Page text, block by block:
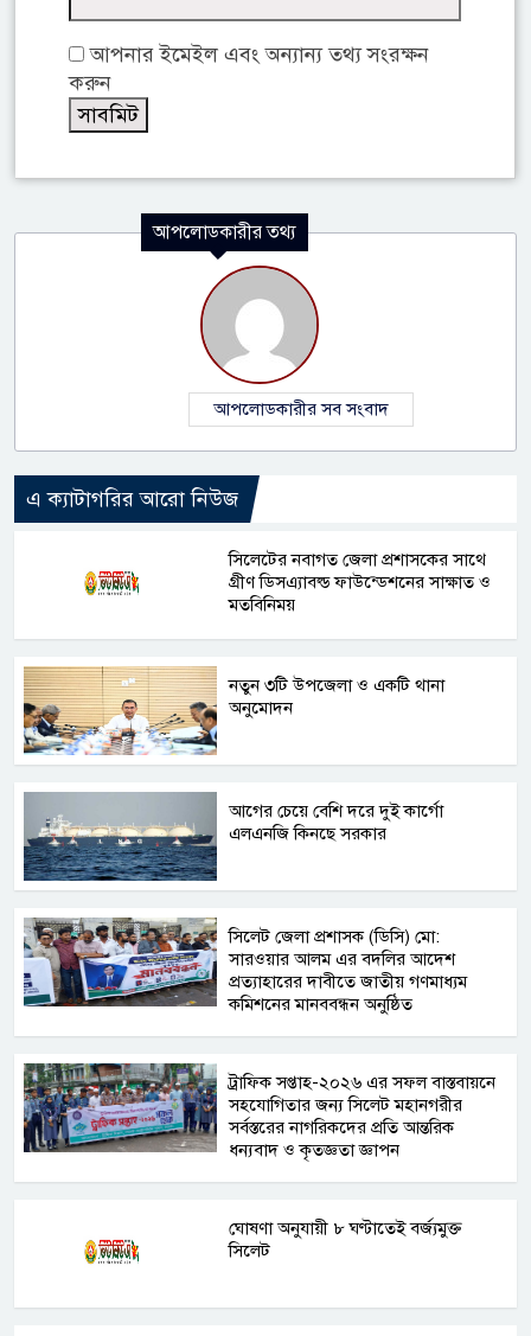
আপনার ইমেইল এবং অন্যান্য তথ্য সংরক্ষন
করুন
আপলোডকারীর তথ্য
আপলোডকারীর সব সংবাদ
এ ক্যাটাগরির আরো নিউজ
সিলেটের নবাগত জেলা প্রশাসকের সাথে
গ্রীণ ডিসএ্যাবল্ড ফাউন্ডেশনের সাক্ষাত ও
মতবিনিময়
নতুন ৩টি উপজেলা ও একটি থানা
অনুমোদন
আগের চেয়ে বেশি দরে দুই কার্গো
এলএনজি কিনছে সরকার
সিলেট জেলা প্রশাসক (ডিসি) মো:
সারওয়ার আলম এর বদলির আদেশ
প্রত্যাহারের দাবীতে জাতীয় গণমাধ্যম
কমিশনের মানববন্ধন অনুষ্ঠিত
ট্রাফিক সপ্তাহ-২০২৬ এর সফল বাস্তবায়নে
সহযোগিতার জন্য সিলেট মহানগরীর
সর্বস্তরের নাগরিকদের প্রতি আন্তরিক
ধন্যবাদ ও কৃতজ্ঞতা জ্ঞাপন
ঘোষণা অনুযায়ী ৮ ঘণ্টাতেই বর্জ্যমুক্ত
সিলেট